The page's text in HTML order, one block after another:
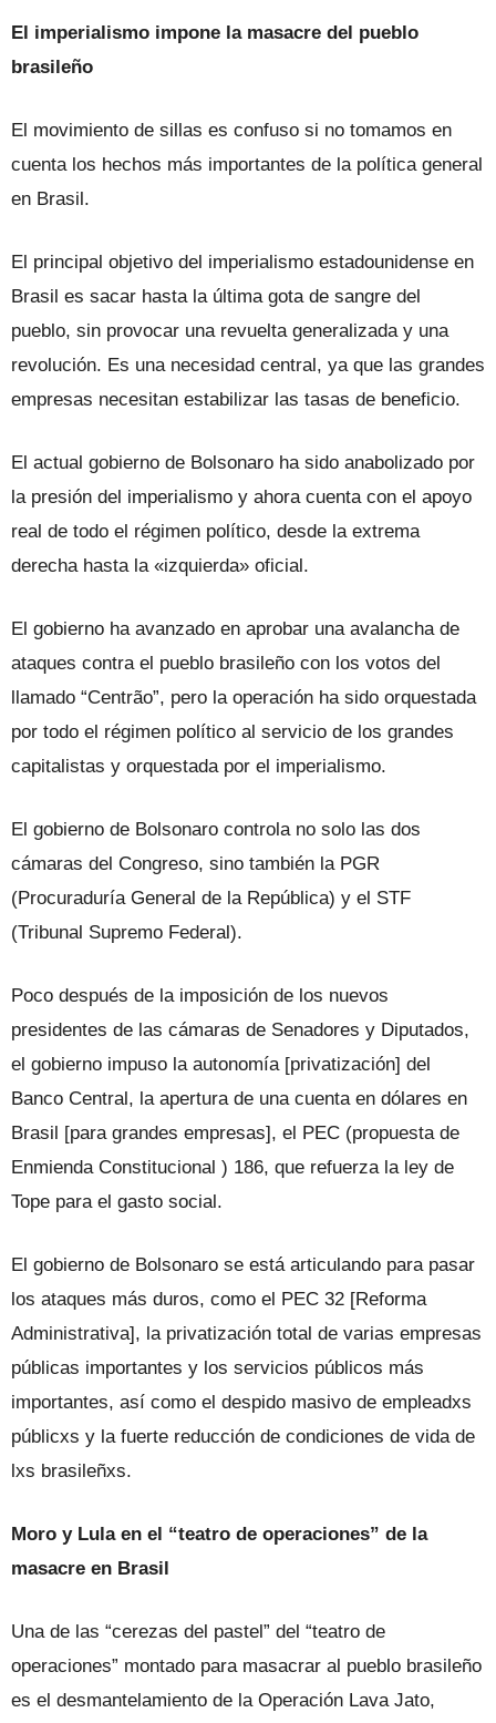
El imperialismo impone la masacre del pueblo
brasileño
El movimiento de sillas es confuso si no tomamos en
cuenta los hechos más importantes de la política general
en Brasil.
El principal objetivo del imperialismo estadounidense en
Brasil es sacar hasta la última gota de sangre del
pueblo, sin provocar una revuelta generalizada y una
revolución. Es una necesidad central, ya que las grandes
empresas necesitan estabilizar las tasas de beneficio.
El actual gobierno de Bolsonaro ha sido anabolizado por
la presión del imperialismo y ahora cuenta con el apoyo
real de todo el régimen político, desde la extrema
derecha hasta la «izquierda» oficial.
El gobierno ha avanzado en aprobar una avalancha de
ataques contra el pueblo brasileño con los votos del
llamado “Centrão”, pero la operación ha sido orquestada
por todo el régimen político al servicio de los grandes
capitalistas y orquestada por el imperialismo.
El gobierno de Bolsonaro controla no solo las dos
cámaras del Congreso, sino también la PGR
(Procuraduría General de la República) y el STF
(Tribunal Supremo Federal).
Poco después de la imposición de los nuevos
presidentes de las cámaras de Senadores y Diputados,
el gobierno impuso la autonomía [privatización] del
Banco Central, la apertura de una cuenta en dólares en
Brasil [para grandes empresas], el PEC (propuesta de
Enmienda Constitucional ) 186, que refuerza la ley de
Tope para el gasto social.
El gobierno de Bolsonaro se está articulando para pasar
los ataques más duros, como el PEC 32 [Reforma
Administrativa], la privatización total de varias empresas
públicas importantes y los servicios públicos más
importantes, así como el despido masivo de empleadxs
públicxs y la fuerte reducción de condiciones de vida de
lxs brasileñxs.
Moro y Lula en el “teatro de operaciones” de la
masacre en Brasil
Una de las “cerezas del pastel” del “teatro de
operaciones” montado para masacrar al pueblo brasileño
es el desmantelamiento de la Operación Lava Jato,